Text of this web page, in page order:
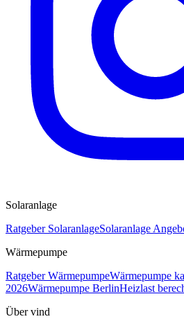
Solaranlage
Ratgeber SolaranlageSolaranlage
Wärmepumpe
Ratgeber WärmepumpeWärmepumpe
2026Wärmepumpe BerlinHeizlast
Über vind